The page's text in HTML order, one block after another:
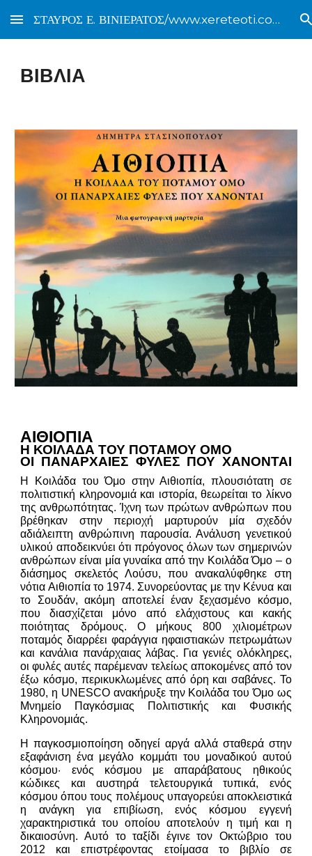
Skip to main content Skip to navigation
ΣΤΑΥΡΟΣ Ε. ΒΙΝΙΕΡΑΤΟΣ/www.xereteoti.com
ΒΙΒΛΙΑ
ΑΙΘΙΟΠΙΑ
Η ΚΟΙΛΑΔΑ ΤΟΥ ΠΟΤΑΜΟΥ ΟΜΟ
ΟΙ ΠΑΝΑΡΧΑΙΕΣ ΦΥΛΕΣ ΠΟΥ ΧΑΝΟΝΤΑΙ
Η Κοιλάδα του Όμο στην Αιθιοπία, πλουσιότατη σε
πολιτιστική κληρονομιά και ιστορία, θεωρείται το λίκνο
της ανθρωπότητας. Ίχνη των πρώτων ανθρώπων που
βρέθηκαν στην περιοχή μαρτυρούν μία σχεδόν
αδιάλειπτη ανθρώπινη παρουσία. Ανάλυση γενετικού
υλικού αποδεικνύει ότι πρόγονος όλων των σημερινών
ανθρώπων είναι μία γυναίκα από την Κοιλάδα Όμο – ο
διάσημος σκελετός Λούσυ, που ανακαλύφθηκε στη
νότια Αιθιοπία το 1974. Συνορεύοντας με την Κένυα και
το Σουδάν, ακόμη αποτελεί έναν ξεχασμένο κόσμο,
που διασχίζεται μόνο από ελάχιστους και κακής
ποιότητας δρόμους. Ο μήκους 800 χιλιομέτρων
ποταμός διαρρέει φαράγγια ηφαιστιακών πετρωμάτων
και κανάλια πανάρχαιας λάβας. Για γενιές ολόκληρες,
οι φυλές αυτές παρέμεναν τελείως αποκομένες από τον
έξω κόσμο, περικυκλωμένες από όρη και σαβάνες. Το
1980, η UNESCO ανακήρυξε την Κοιλάδα του Όμο ως
Μνημείο Παγκόσμιας Πολιτιστικής και Φυσικής
Κληρονομιάς.
Η παγκοσμιοποίηση οδηγεί αργά αλλά σταθερά στην
εξαφάνιση ένα μεγάλο κομμάτι του μοναδικού αυτού
κόσμου· ενός κόσμου με απαράβατους ηθικούς
κώδικες και αυστηρά τελετουργικά τυπικά, ενός
κόσμου όπου τους πολέμους υπαγορεύει αποκλειστικά
η ανάγκη για επιβίωση, ενός κόσμου εγγενή
χαρακτηριστικά του οποίου αποτελούν η τιμή και η
δικαιοσύνη. Αυτό το ταξίδι έγινε τον Οκτώβριο του
2012 και επιστρέφοντας ετοίμασα το βιβλίο σε